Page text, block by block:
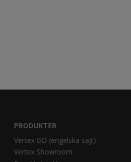
PRODUKTER
Vertex BD (engelska sajt)
Vertex Showroom